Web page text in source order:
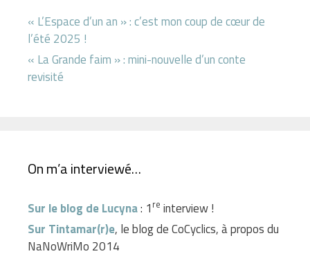
« L’Espace d’un an » : c’est mon coup de cœur de
l’été 2025 !
« La Grande faim » : mini-nouvelle d’un conte
revisité
On m’a interviewé…
Sur le blog de Lucyna: 1 re interview !
Sur Tintamar(r)e, le blog de CoCyclics, à propos du
NaNoWriMo 2014